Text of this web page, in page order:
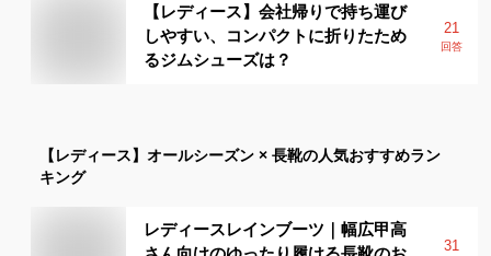
【レディース】会社帰りで持ち運び
しやすい、コンパクトに折りたため
るジムシューズは？
21
回答
【レディース】 オールシーズン × 長靴の人気おすすめラン
キング
レディースレインブーツ｜幅広甲高
31